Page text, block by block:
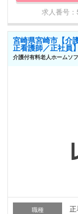
求人番号
宮崎県宮崎市【介
正看護師／正社員
介護付有料老人ホームソ
職種